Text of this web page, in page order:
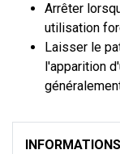
Arrêter
utilisation
Laisser le
l'apparition
INFORMATIONS